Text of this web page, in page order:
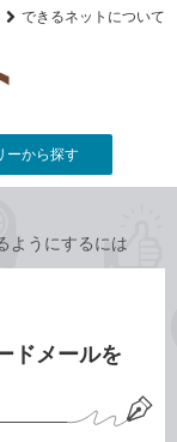
できるネットについて
ーから探す
ようにするには
ドメールを